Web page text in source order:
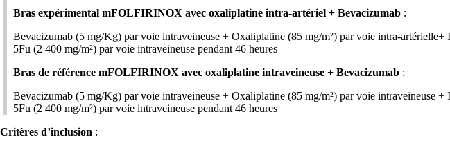
Bras expérimental mFOLFIRINOX avec oxaliplatine intra-artériel + Bevacizumab :
Bevacizumab (5 mg/Kg) par voie intraveineuse + Oxaliplatine (85 mg/m²) par voie intra-
5Fu (2 400 mg/m²) par voie intraveineuse pendant 46 heures
Bras de référence mFOLFIRINOX avec oxaliplatine intraveineuse + Bevacizumab :
Bevacizumab (5 mg/Kg) par voie intraveineuse + Oxaliplatine (85 mg/m²) par voie intraveineuse
5Fu (2 400 mg/m²) par voie intraveineuse pendant 46 heures
Critères d’inclusion :